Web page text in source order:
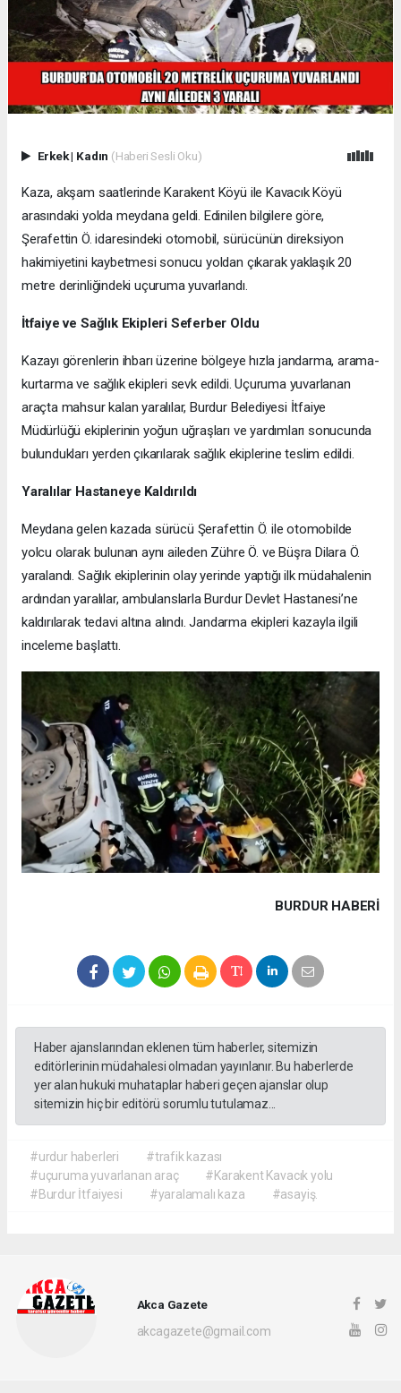
Erkek| Kadın (Haberi Sesli Oku)
Kaza, akşam saatlerinde Karakent Köyü ile Kavacık Köyü
arasındaki yolda meydana geldi. Edinilen bilgilere göre,
Şerafettin Ö. idaresindeki otomobil, sürücünün direksiyon
hakimiyetini kaybetmesi sonucu yoldan çıkarak yaklaşık 20
metre derinliğindeki uçuruma yuvarlandı.
İtfaiye ve Sağlık Ekipleri Seferber Oldu
Kazayı görenlerin ihbarı üzerine bölgeye hızla jandarma, arama-
kurtarma ve sağlık ekipleri sevk edildi. Uçuruma yuvarlanan
araçta mahsur kalan yaralılar, Burdur Belediyesi İtfaiye
Müdürlüğü ekiplerinin yoğun uğraşları ve yardımları sonucunda
bulundukları yerden çıkarılarak sağlık ekiplerine teslim edildi.
Yaralılar Hastaneye Kaldırıldı
Meydana gelen kazada sürücü Şerafettin Ö. ile otomobilde
yolcu olarak bulunan aynı aileden Zühre Ö. ve Büşra Dilara Ö.
yaralandı. Sağlık ekiplerinin olay yerinde yaptığı ilk müdahalenin
ardından yaralılar, ambulanslarla Burdur Devlet Hastanesi’ne
kaldırılarak tedavi altına alındı. Jandarma ekipleri kazayla ilgili
inceleme başlattı.
BURDUR HABERİ
Haber ajanslarından eklenen tüm haberler, sitemizin
editörlerinin müdahalesi olmadan yayınlanır. Bu haberlerde
yer alan hukuki muhataplar haberi geçen ajanslar olup
sitemizin hiç bir editörü sorumlu tutulamaz...
#urdur haberleri
#trafik kazası
#uçuruma yuvarlanan araç
#Karakent Kavacık yolu
#Burdur İtfaiyesi
#yaralamalı kaza #asayiş.
Akca Gazete
akcagazete@gmail.com